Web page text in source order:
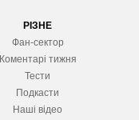
РІЗНЕ
Фан-сектор
Коментарі тижня
Тести
Подкасти
Наші відео